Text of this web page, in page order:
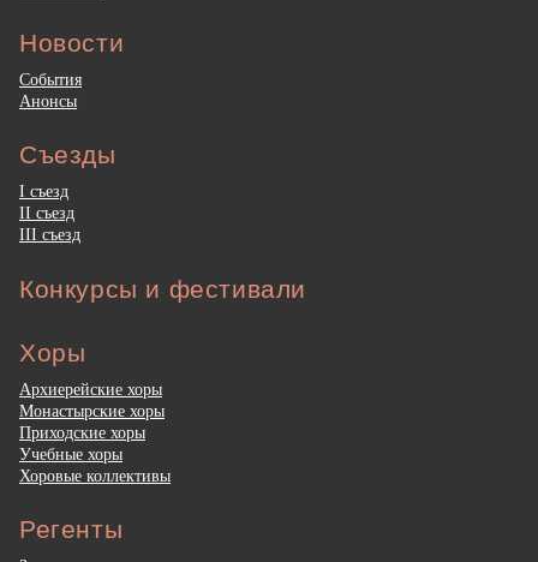
Новости
События
Анонсы
Съезды
I съезд
II съезд
III съезд
Конкурсы и фестивали
Хоры
Архиерейские хоры
Монастырские хоры
Приходские хоры
Учебные хоры
Хоровые коллективы
Регенты